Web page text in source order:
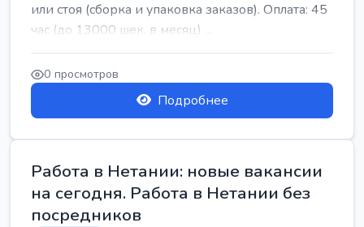
или стоя (сборка и упаковка заказов). Оплата: 45
час (до 13000 шек. в месяц) ...
0 просмотров
Подробнее
Работа в Нетании: новые вакансии
на сегодня. Работа в Нетании без
посредников